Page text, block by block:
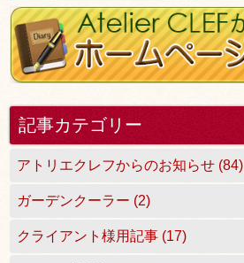
記事カテゴリー
アトリエクレフからのお知らせ (84)
ガーデンクーラー (2)
クライアント様用記事 (17)